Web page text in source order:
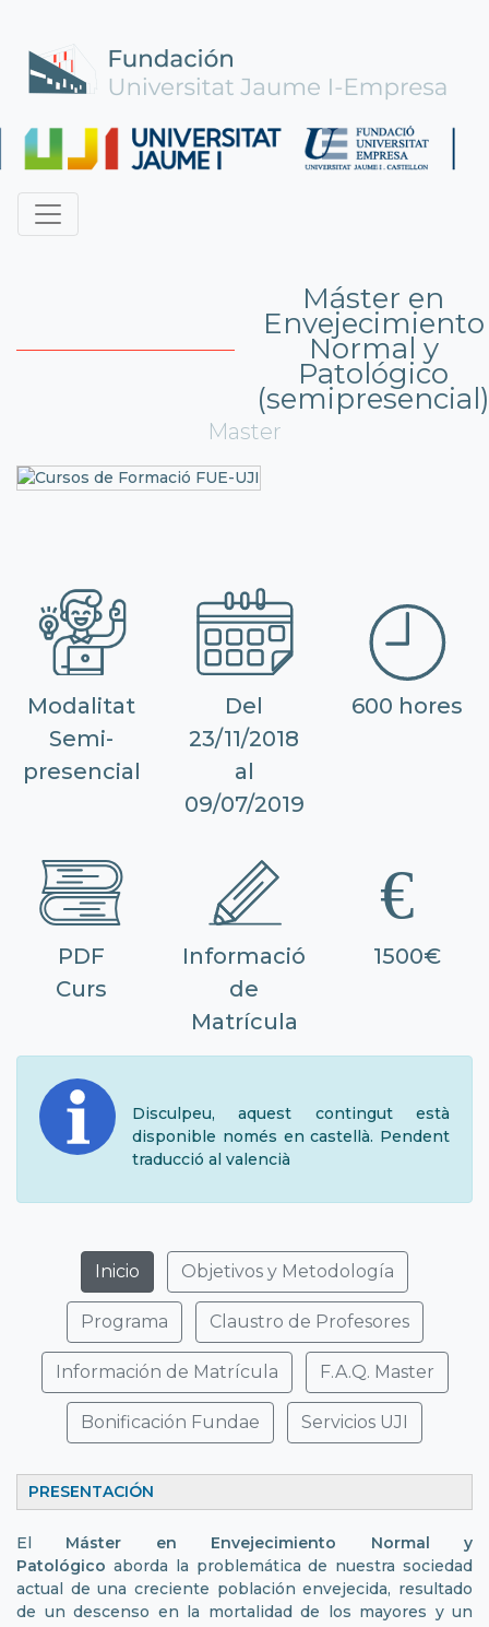
Máster en
Envejecimiento
Normal y
Patológico
(semipresencial)
Master
Modalitat
Semi-
presencial
Del
23/11/2018
al
09/07/2019
600 hores
PDF
Curs
Informació
de
Matrícula
1500€
Disculpeu, aquest contingut està
disponible només en castellà. Pendent
traducció al valencià
Inicio Objetivos y Metodología
Programa Claustro de Profesores
Información de Matrícula F.A.Q. Master
Bonificación Fundae Servicios UJI
El Máster en Envejecimiento Normal y
Patológico aborda la problemática de nuestra sociedad
actual de una creciente población envejecida, resultado
de un descenso en la mortalidad de los mayores y un